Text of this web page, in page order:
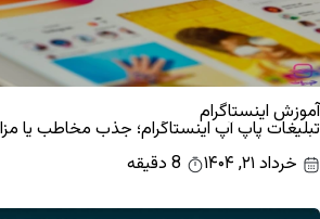
آموزش اینستاگرام
تبلیغات پاپ آپ اینستاگرام؛ جذب مخاطب یا
خرداد ۲۱, ۱۴۰۴
8 دقیقه